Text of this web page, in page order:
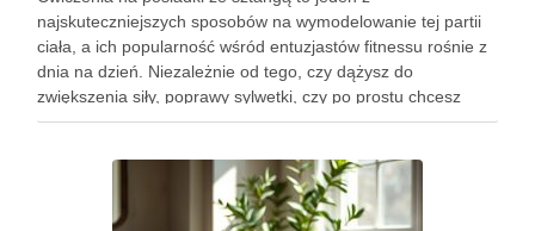
najskuteczniejszych sposobów na wymodelowanie tej partii
ciała, a ich popularność wśród entuzjastów fitnessu rośnie z
dnia na dzień. Niezależnie od tego, czy dążysz do
zwiększenia siły, poprawy sylwetki, czy po prostu chcesz
poczuć się lepiej w swoim ciele, odpowiednio dobrane